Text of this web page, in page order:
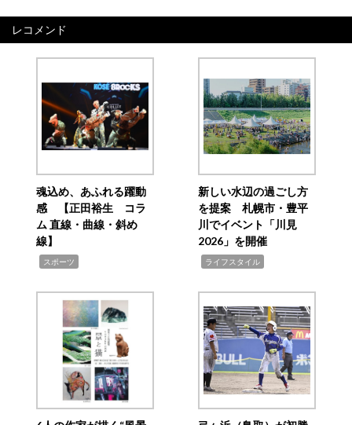
レコメンド
魂込め、あふれる躍動
感 【正田裕生 コラ
ム 直線・曲線・斜め
線】
スポーツ
新しい水辺の過ごし方
を提案 札幌市・豊平
川でイベント「川見
2026」を開催
ライフスタイル